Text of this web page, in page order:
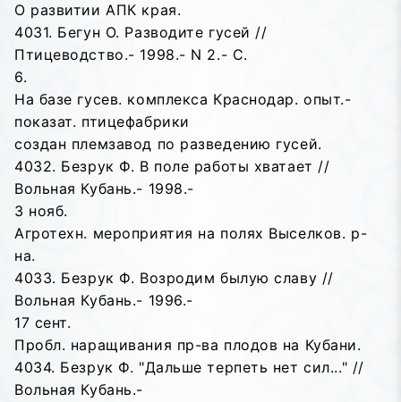
О развитии АПК края.
4031. Бегун О. Разводите гусей //
Птицеводство.- 1998.- N 2.- С.
6.
На базе гусев. комплекса Краснодар. опыт.-
показат. птицефабрики
создан племзавод по разведению гусей.
4032. Безрук Ф. В поле работы хватает //
Вольная Кубань.- 1998.-
3 нояб.
Агротехн. мероприятия на полях Выселков. р-
на.
4033. Безрук Ф. Возродим былую славу //
Вольная Кубань.- 1996.-
17 сент.
Пробл. наращивания пр-ва плодов на Кубани.
4034. Безрук Ф. "Дальше терпеть нет сил..." //
Вольная Кубань.-